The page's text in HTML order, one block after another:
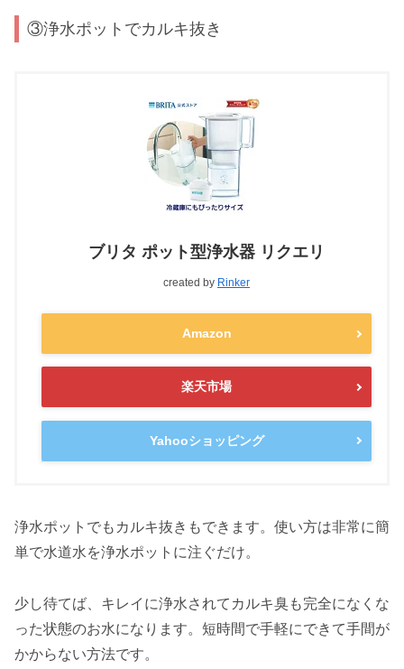
③浄水ポットでカルキ抜き
ブリタ ポット型浄水器 リクエリ
created by Rinker
Amazon
楽天市場
Yahooショッピング
浄水ポットでもカルキ抜きもできます。使い方は非常に簡
単で水道水を浄水ポットに注ぐだけ。
少し待てば、キレイに浄水されてカルキ臭も完全になくな
った状態のお水になります。短時間で手軽にできて手間が
かからない方法です。